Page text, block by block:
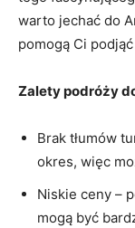
warto jechać do
pomogą Ci⁤
Zalety podróży
Brak tłumów
okres, więc
Niskie ceny –
mogą ⁢być